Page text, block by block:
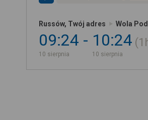
Russów, Twój adres Wola
09:24
10 sierpnia
10:24
10 sierpnia